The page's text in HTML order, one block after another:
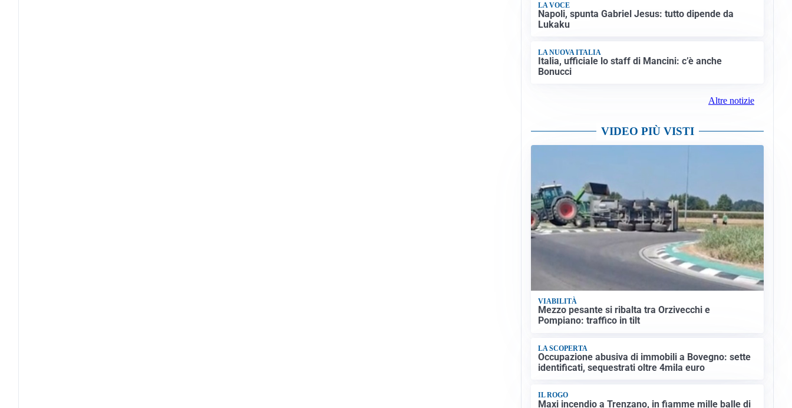
LA VOCE
Napoli, spunta Gabriel Jesus: tutto dipende da
Lukaku
LA NUOVA ITALIA
Italia, ufficiale lo staff di Mancini: c’è anche
Bonucci
Altre notizie
VIDEO PIÙ VISTI
VIABILITÀ
Mezzo pesante si ribalta tra Orzivecchi e
Pompiano: traffico in tilt
LA SCOPERTA
Occupazione abusiva di immobili a Bovegno: sette
identificati, sequestrati oltre 4mila euro
IL ROGO
Maxi incendio a Trenzano, in fiamme mille balle di